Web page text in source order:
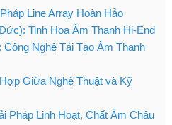
Line Array Hoàn Hảo
Tinh Hoa Âm Thanh Hi-End
Nghệ Tái Tạo Âm Thanh
Giữa Nghệ Thuật và Kỹ
Pháp Linh Hoạt, Chất Âm Châu